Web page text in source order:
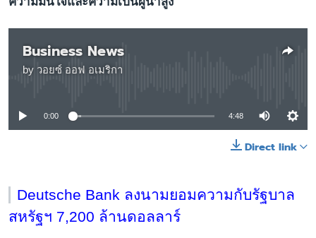
Business News
by วอยซ์ ออฟ อเมริกา
No media source currently available
0:00 4:48
Direct link
Deutsche Bank ลงนามยอมความกับรัฐบาล
สหรัฐฯ 7,200 ล้านดอลลาร์